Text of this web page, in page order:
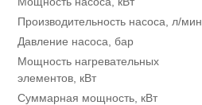
Производительность насоса, л/мин
Давление насоса, бар
Мощность нагревательных
элементов, кВт
Суммарная мощность, кВт